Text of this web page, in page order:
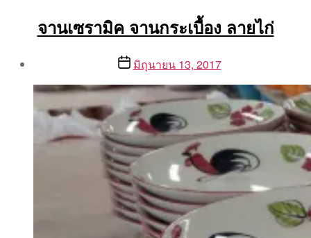
จานเซรามิค จานกระเบื้อง ลายไก่
By
Aea
Postมิถุนายน 13, 2017